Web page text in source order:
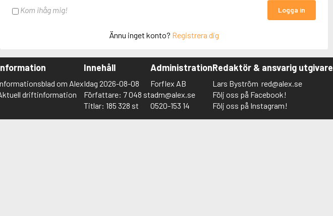
Kom ihåg mig! Logga in
Ännu inget konto? Registrera dig
om Alex
driftinformation
Innehåll
Idag 2026-08-08
Författare: 7 048 st
Titlar: 185 328 st
Administration
Forflex AB
adm@alex.se
0520-153 14
Redaktör & ansvarig utgivare
Lars Byström red@alex.se
Följ oss på Facebook!
Följ oss på Instagram!